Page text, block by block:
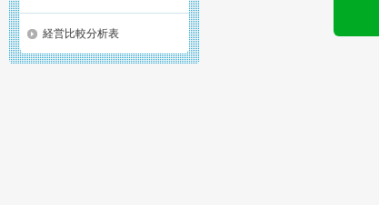
経営比較分析表